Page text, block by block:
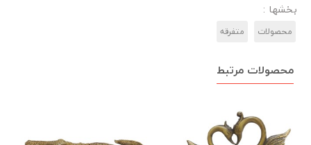
بخشها :
محصولات متفرقه
محصولات مرتبط